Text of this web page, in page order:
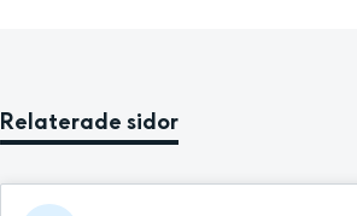
Relaterade sidor